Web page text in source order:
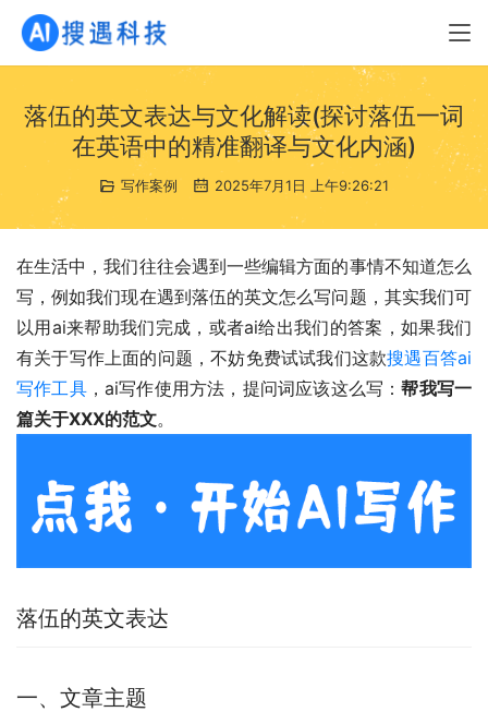
落伍的英文表达与文化解读(探讨落伍一词
在英语中的精准翻译与文化内涵)
写作案例 2025年7月1日 上午9:26:21
在生活中，我们往往会遇到一些编辑方面的事情不知道怎么
写，例如我们现在遇到落伍的英文怎么写问题，其实我们可
以用ai来帮助我们完成，或者ai给出我们的答案，如果我们
有关于写作上面的问题，不妨免费试试我们这款搜遇百答ai
写作工具，ai写作使用方法，提问词应该这么写：帮我写一
篇关于XXX的范文。
落伍的英文表达
一、文章主题